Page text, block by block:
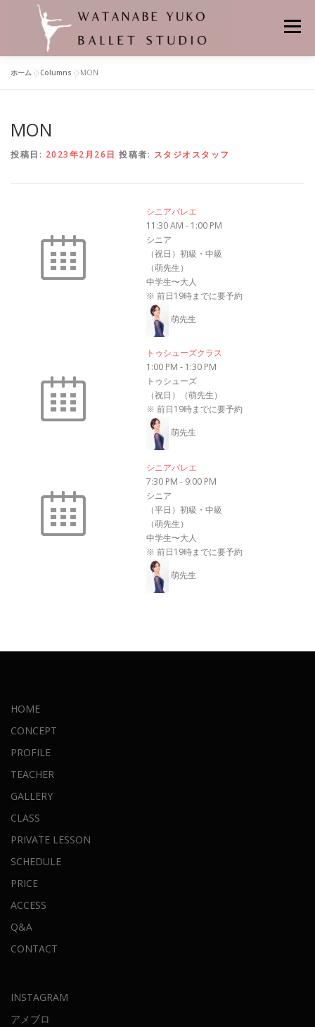
メニュー
悠子先生プロフィール
よくあるお問合せ 申し込み・問い合わせ
ホーム »Columns »MON
MON
投稿日: 2023年2月26日 投稿者: スタジオスタッフ
シニアバレエ
11:30 AM - 1:00 PM
シニア
（祝日）初級・中級
（萌先生）
中学生〜大人
※ 前日19時までに要予約
萌先生
トゥシューズクラス
1:00 PM - 1:30 PM
トゥシューズ
（祝日）（萌先生）
※ 前日19時までに要予約
萌先生
シニアバレエ
7:30 PM - 9:00 PM
シニア
（平日）初級・中級
（萌先生）
中学生〜大人
※ 前日19時までに要予約
萌先生
HOME
CONCEPT
PROFILE
TEACHER
GALLERY
CLASS
PRIVATE LESSON
SCHEDULE
PRICE
ACCESS
Q&A
CONTACT
INSTAGRAM
アメブロ